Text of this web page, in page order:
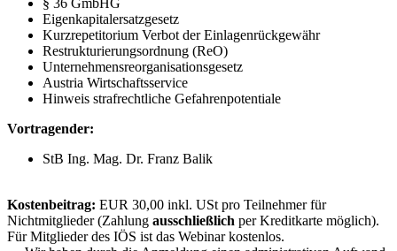
Eigenkapitalersatzgesetz
Kurzrepetitorium Verbot der Einlagenrückgewähr
Restrukturierungsordnung (ReO)
Unternehmensreorganisationsgesetz
Austria Wirtschaftsservice
Hinweis strafrechtliche Gefahrenpotentiale
Vortragender:
StB Ing. Mag. Dr. Franz Balik
Kostenbeitrag: EUR 30,00 inkl. USt pro Teilnehmer für
Nichtmitglieder (Zahlung ausschließlich per Kreditkarte möglich).
Für Mitglieder des IÖS ist das Webinar kostenlos.